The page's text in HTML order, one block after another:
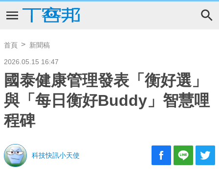
首頁 新聞稿
2026.05.15 16:47
國泰健康管理發表「衡好選」
與「每日衡好Buddy」智慧哩
程碑
科技快訊小天使